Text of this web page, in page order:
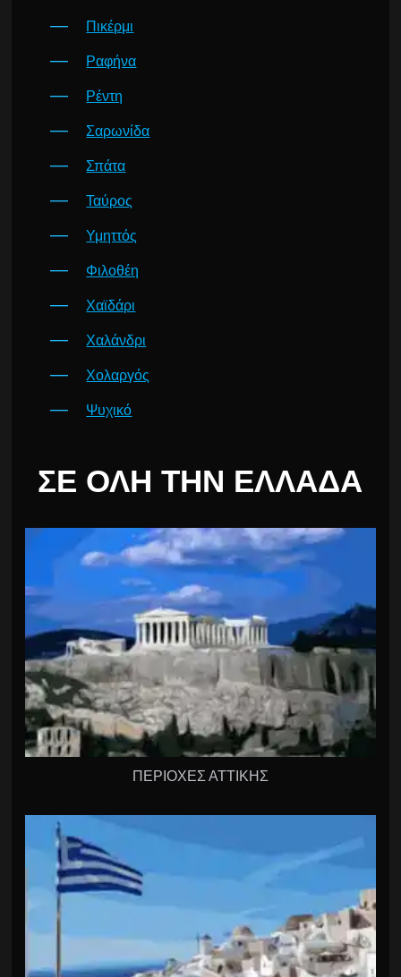
Πικέρμι
Ραφήνα
Ρέντη
Σαρωνίδα
Σπάτα
Ταύρος
Υμηττός
Φιλοθέη
Χαϊδάρι
Χαλάνδρι
Χολαργός
Ψυχικό
ΣΕ ΌΛΗ ΤΗΝ ΕΛΛΆΔΑ
ΠΕΡΙΟΧΕΣ ΑΤΤΙΚΗΣ